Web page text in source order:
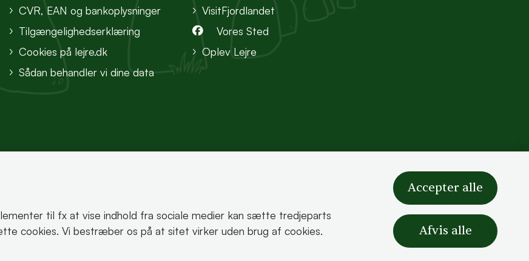
CVR, EAN og bankoplysninger
Tilgængelighedserklæring
Cookies på lejre.dk
Sådan behandler vi dine data
VisitFjordlandet
Vores Sted
Oplev Lejre
til fx at vise indhold fra sociale medier kan sætte tredjeparts
cookies. Vi bestræber os på at sitet virker uden brug af cookies.
Accepter alle
Afvis alle